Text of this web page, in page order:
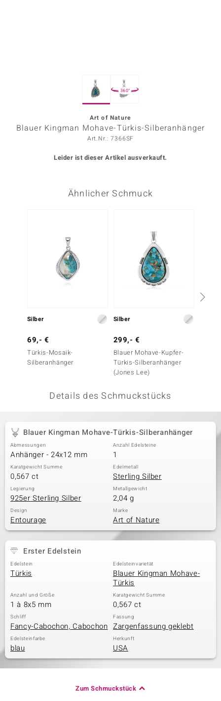
BY DE MELO
Classics
360°
Art of Nature
Blauer Kingman Mohave-Türkis-Silberanhänger
Art.Nr.: 7366SF
Leider ist dieser Artikel ausverkauft.
Ähnlicher Schmuck
Silber
69,- €
Türkis-Mosaik-
Silberanhänger
Silber
299,- €
Blauer Mohave-Kupfer-
Türkis-Silberanhänger
(Jones Lee)
Details des Schmuckstücks
Blauer Kingman Mohave-Türkis-Silberanhänger
Abmessungen
Anhänger - 24x12 mm
Anzahl Edelsteine
1
Karatgewicht Summe
0,567 ct
Edelmetall
Sterling Silber
Legierung
925er Sterling Silber
Metallgewicht
2,04 g
Design
Entourage
Marke
Art of Nature
Erster Edelstein
Edelstein
Türkis
Edelsteinvarietät
Blauer Kingman Mohave-
Türkis
Anzahl und Größe
1 à 8x5 mm
Karatgewicht Summe
0,567 ct
Schliff
Fancy-Cabochon, Cabochon
Fassung
Zargenfassung geklebt
Edelsteinfarbe
blau
Herkunft
USA
Zum Schmuckstück